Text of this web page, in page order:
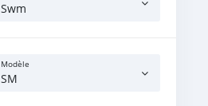
Swm
Modèle
SM